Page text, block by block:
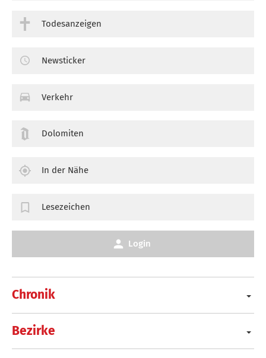
Chronik
Bezirke
Todesanzeigen
Newsticker
Verkehr
Dolomiten
In der Nähe
Lesezeichen
Login